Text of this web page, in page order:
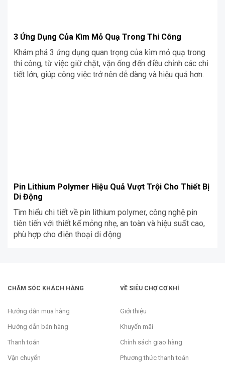
3 Ứng Dụng Của Kìm Mỏ Quạ Trong Thi Công
Khám phá 3 ứng dụng quan trọng của kìm mỏ quạ trong
thi công, từ việc giữ chặt, vặn ống đến điều chỉnh các chi
tiết lớn, giúp công việc trở nên dễ dàng và hiệu quả hơn.
Pin Lithium Polymer Hiệu Quả Vượt Trội Cho Thiết Bị
Di Động
Tìm hiểu chi tiết về pin lithium polymer, công nghệ pin
tiên tiến với thiết kế mỏng nhẹ, an toàn và hiệu suất cao,
phù hợp cho điện thoại di động
CHĂM SÓC KHÁCH HÀNG
Hướng dẫn mua hàng
Hướng dẫn bán hàng
Thanh toán
Vận chuyển
VỀ SIÊU CHỢ CƠ KHÍ
Giới thiệu
Khuyến mãi
Chính sách giao hàng
Phương thức thanh toán